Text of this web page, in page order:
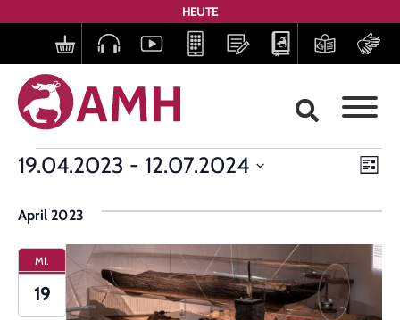
HEUTE
Liste
19.04.2023 - 12.07.2024
wählen.
April 2023
MI.
19